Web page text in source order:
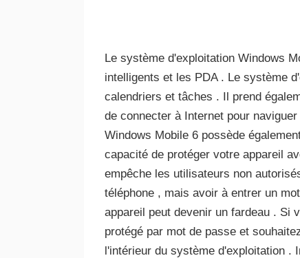
Le système d'exploitation Windows
intelligents et les PDA . Le système
calendriers et tâches . Il prend
de connecter à Internet pour
Windows Mobile 6 possède
capacité de protéger votre appareil
empêche les utilisateurs non
téléphone , mais avoir à entrer un
appareil peut devenir un fardeau . Si
protégé par mot de passe et
l'intérieur du système d'exploitation .